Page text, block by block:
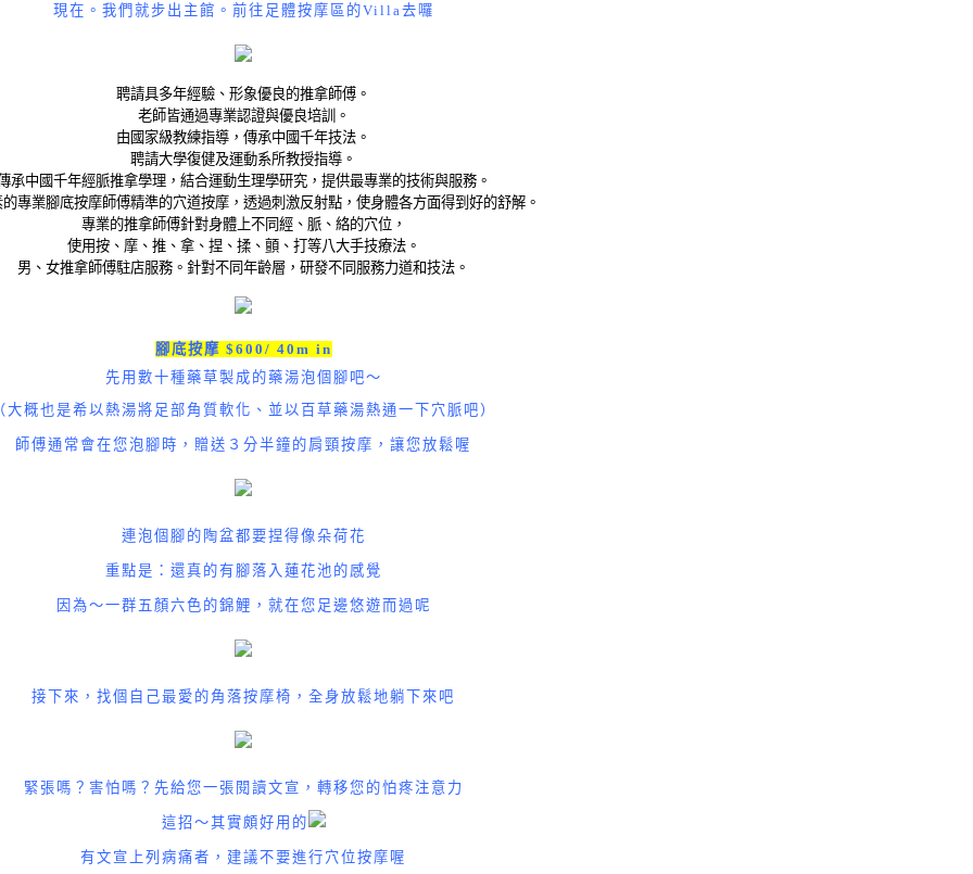
現在。我們就步出主館。前往足體按摩區的Villa 去囉
聘請具多年經驗、形象優良的推拿師傅。
老師皆通過專業認證與優良培訓。
由國家級教練指導，傳承中國千年技法。
聘請大學復健及運動系所教授指導。
承中國千年經脈推拿學理，結合運動生理學研究，提供最專業的技術與服務。
專業腳底按摩師傅精準的穴道按摩，透過刺激反射點，使身體各方面得到好的舒解。
專業的推拿師傅針對身體上不同經、脈、絡的穴位，
使用按、摩、推、拿、捏、揉、顫、打等八大手技療法。
男、女推拿師傅駐店服務。針對不同年齡層，研發不同服務力道和技法。
腳底按摩 $600/ 40m in
先用數十種藥草製成的藥湯泡個腳吧～
大概也是希以熱湯將足部角質軟化、並以百草藥湯熱通一下穴脈吧）
師傅通常會在您泡腳時，贈送３分半鐘的肩頸按摩，讓您放鬆喔
連泡個腳的陶盆都要捏得像朵荷花
重點是：還真的有腳落入蓮花池的感覺
因為～一群五顏六色的錦鯉，就在您足邊悠遊而過呢
接下來，找個自己最愛的角落按摩椅，全身放鬆地躺下來吧
緊張嗎？害怕嗎？先給您一張閱讀文宣，轉移您的怕疼注意力
這招～其實頗好用的
有文宣上列病痛者，建議不要進行穴位按摩喔